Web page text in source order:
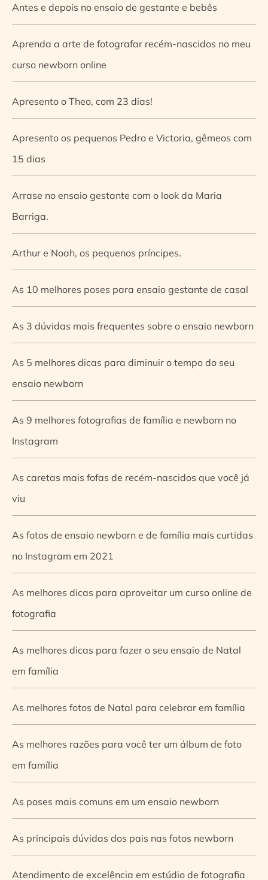
Antes e depois no ensaio de gestante e bebês
Aprenda a arte de fotografar recém-nascidos no meu
curso newborn online
Apresento o Theo, com 23 dias!
Apresento os pequenos Pedro e Victoria, gêmeos com
15 dias
Arrase no ensaio gestante com o look da Maria
Barriga.
Arthur e Noah, os pequenos príncipes.
As 10 melhores poses para ensaio gestante de casal
As 3 dúvidas mais frequentes sobre o ensaio newborn
As 5 melhores dicas para diminuir o tempo do seu
ensaio newborn
As 9 melhores fotografias de família e newborn no
Instagram
As caretas mais fofas de recém-nascidos que você já
viu
As fotos de ensaio newborn e de família mais curtidas
no Instagram em 2021
As melhores dicas para aproveitar um curso online de
fotografia
As melhores dicas para fazer o seu ensaio de Natal
em família
As melhores fotos de Natal para celebrar em família
As melhores razões para você ter um álbum de foto
em família
As poses mais comuns em um ensaio newborn
As principais dúvidas dos pais nas fotos newborn
Atendimento de excelência em estúdio de fotografia